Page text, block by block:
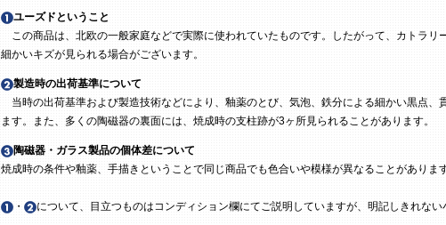
ユーズドということ
この商品は、北欧の一般家庭などで実際に使われていたものです。したがって、カトラリ
細かいキズが見られる場合がございます。
製造時の出荷基準について
当時の出荷基準および製造技術などにより、釉薬のとび、気泡、鉄分による細かい黒点、
ます。また、多くの陶磁器の裏面には、焼成時の支柱跡が3ヶ所見られることがあります。
陶磁器・ガラス製品の個体差について
焼成時の条件や釉薬、手描きということで同じ商品でも色合いや模様が異なることがあります
・ について、目立つものはコンディション欄にてご説明していますが、明記しきれな